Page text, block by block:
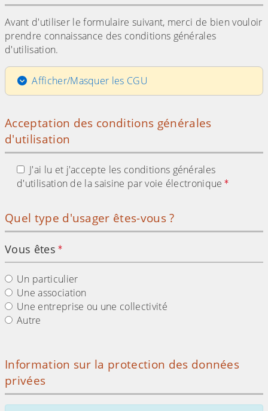
Avant d'utiliser le formulaire suivant, merci de bien vouloir
prendre connaissance des conditions générales
d'utilisation.
Afficher/Masquer les CGU
Acceptation des conditions générales
d'utilisation
J'ai lu et j'accepte les conditions générales
d'utilisation de la saisine par voie électronique
Quel type d'usager êtes-vous ?
Vous êtes
Un particulier
Une association
Une entreprise ou une collectivité
Autre
Information sur la protection des données
privées